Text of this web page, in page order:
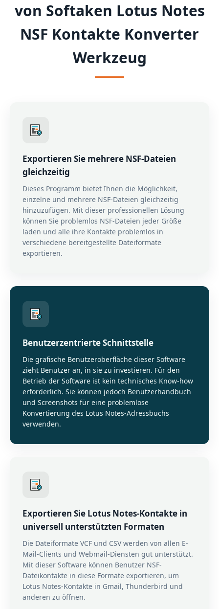
von Softaken Lotus Notes
NSF Kontakte Konverter
Werkzeug
Exportieren Sie mehrere NSF-Dateien
gleichzeitig
Dieses Programm bietet Ihnen die Möglichkeit,
einzelne und mehrere NSF-Dateien gleichzeitig
hinzuzufügen. Mit dieser professionellen Lösung
können Sie problemlos NSF-Dateien jeder Größe
laden und alle ihre Kontakte problemlos in
verschiedene bereitgestellte Dateiformate
exportieren.
Benutzerzentrierte Schnittstelle
Die grafische Benutzeroberfläche dieser Software
zieht Benutzer an, in sie zu investieren. Für den
Betrieb der Software ist kein technisches Know-how
erforderlich. Sie können jedoch Benutzerhandbuch
und Screenshots für eine problemlose
Konvertierung des Lotus Notes-Adressbuchs
verwenden.
Exportieren Sie Lotus Notes-Kontakte in
universell unterstützten Formaten
Die Dateiformate VCF und CSV werden von allen E-
Mail-Clients und Webmail-Diensten gut unterstützt.
Mit dieser Software können Benutzer NSF-
Dateikontakte in diese Formate exportieren, um
Lotus Notes-Kontakte in Gmail, Thunderbird und
anderen zu öffnen.